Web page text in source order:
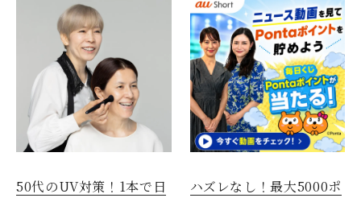
50代のUV対策！1本で日
ハズレなし！最大5000ポ